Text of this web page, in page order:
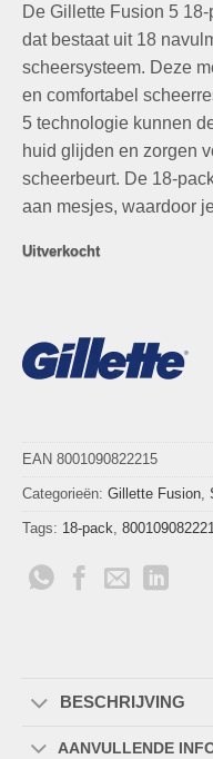
waarderingenwas:
€107,99.
De Gillette Fusion 5
dat bestaat uit 18
scheersysteem. Deze
en comfortabel
5 technologie kunnen
huid glijden en zorgen
scheerbeurt. De 18-
aan mesjes, waardoor
Uitverkocht
EAN 8001090822215
Categorieën: Gillette Fusion,
Tags: 18-pack,
BESCHRIJVING
AANVULLENDE